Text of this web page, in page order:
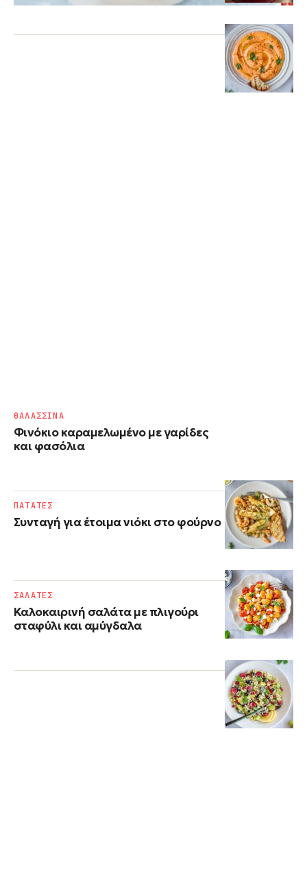
Φινόκιο καραμελωμένο με γαρίδες
και φασόλια
ΘΑΛΑΣΣΙΝΑ
Συνταγή για έτοιμα νιόκι στο φούρνο
ΠΑΤΑΤΕΣ
Καλοκαιρινή σαλάτα με πλιγούρι
σταφύλι και αμύγδαλα
ΣΑΛΑΤΕΣ